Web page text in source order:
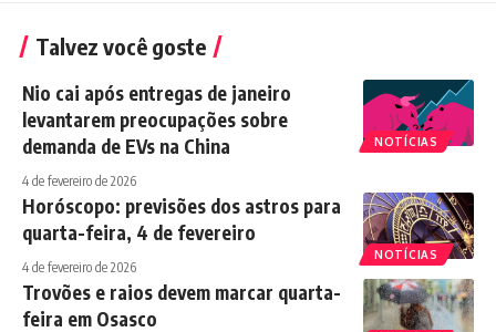
Talvez você goste
NOTÍCIAS
Nio cai após entregas de janeiro
levantarem preocupações sobre
demanda de EVs na China
4 de fevereiro de 2026
NOTÍCIAS
Horóscopo: previsões dos astros para
quarta-feira, 4 de fevereiro
4 de fevereiro de 2026
Trovões e raios devem marcar quarta-
feira em Osasco